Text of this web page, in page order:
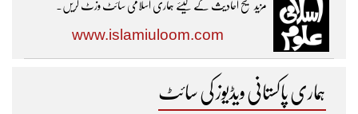
مزیدصحیح احادیث کے لیئے ہماری اسلامی سائٹ وزٹ کریں۔
www.islamiuloom.com
ہماری پاکستانی ویڈیوز کی سائٹ